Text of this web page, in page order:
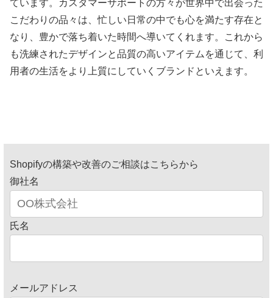
ています。カスタマーサポートの方々が世界中で出会った
こだわりの品々は、忙しい日常の中でも心を満たす存在と
なり、豊かで落ち着いた時間へ導いてくれます。これから
も洗練されたデザインと品質の高いアイテムを通じて、利
用者の生活をより上質にしていくブランドといえます。
Shopifyの構築や改善のご相談はこちらから
御社名
氏名
メールアドレス